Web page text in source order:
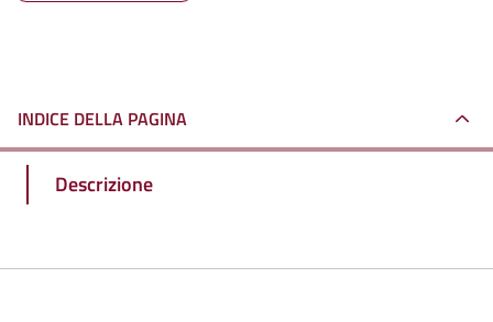
INDICE DELLA PAGINA
Descrizione